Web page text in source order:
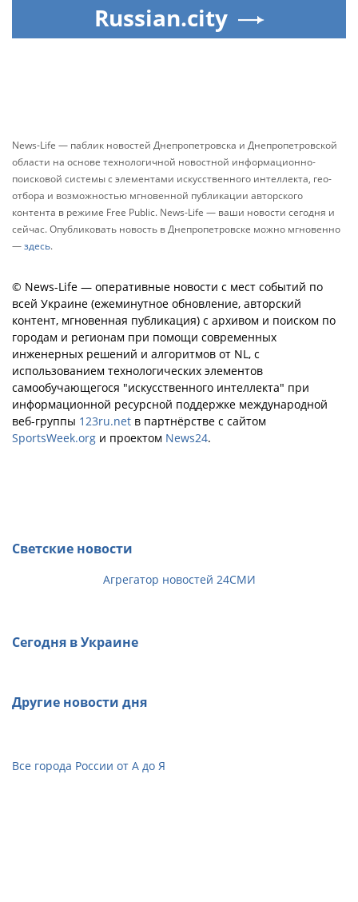
Russian.city
News-Life — паблик новостей Днепропетровска и Днепропетровской
области на основе технологичной новостной информационно-
поисковой системы с элементами искусственного интеллекта, гео-
отбора и возможностью мгновенной публикации авторского
контента в режиме Free Public. News-Life — ваши новости сегодня и
сейчас. Опубликовать новость в Днепропетровске можно мгновенно
—здесь.
© News-Life — оперативные новости с мест событий по
всей Украине (ежеминутное обновление, авторский
контент, мгновенная публикация) с архивом и поиском по
городам и регионам при помощи современных
инженерных решений и алгоритмов от NL, с
использованием технологических элементов
самообучающегося "искусственного интеллекта" при
информационной ресурсной поддержке международной
веб-группы 123ru.net в партнёрстве с сайтом
SportsWeek.org и проектом News24.
Светские новости
Агрегатор новостей 24СМИ
Сегодня в Украине
Другие новости дня
Все города России от А до Я